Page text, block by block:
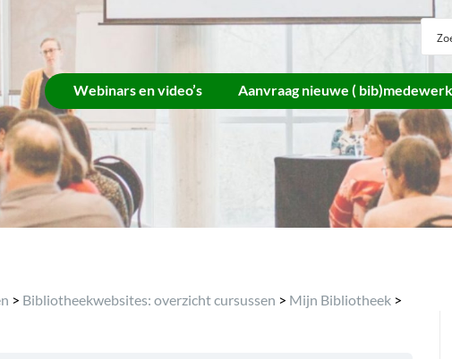
Webinars en video’s Aanvraag nieuwe (
> Bibliotheekwebsites: overzicht cursussen > Mijn Bibliotheek >